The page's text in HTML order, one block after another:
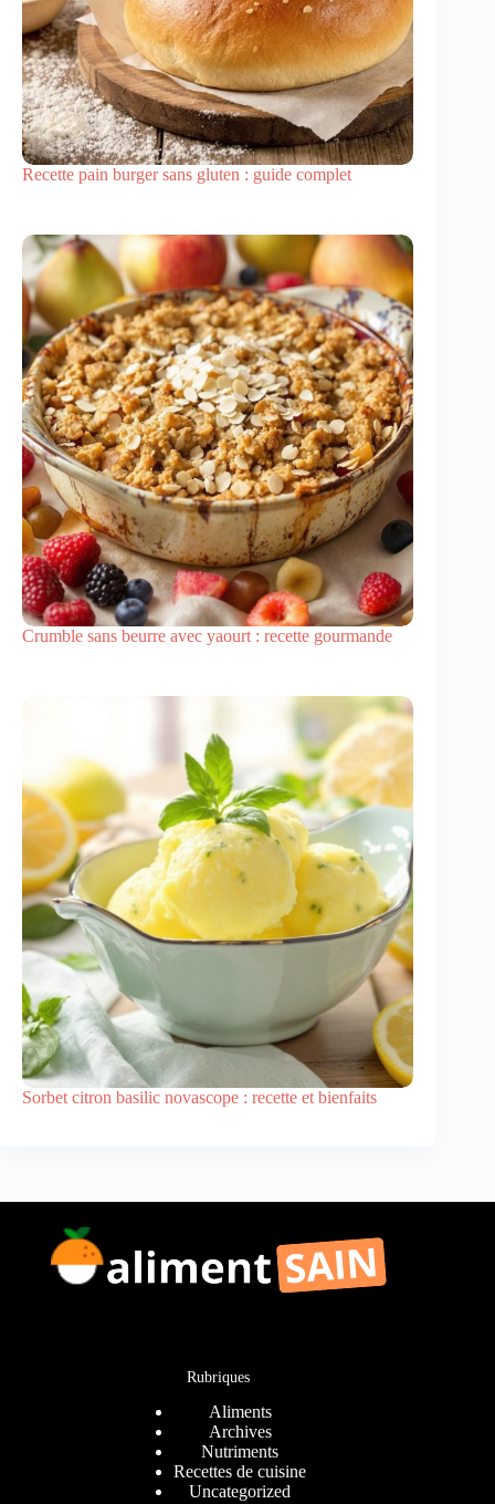
Recette pain burger sans gluten : guide complet
Crumble sans beurre avec yaourt : recette gourmande
Sorbet citron basilic novascope : recette et bienfaits
Rubriques
Aliments
Archives
Nutriments
Recettes de cuisine
Uncategorized